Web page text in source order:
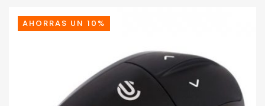
147,80€.133,02€.
AHORRAS UN 10%